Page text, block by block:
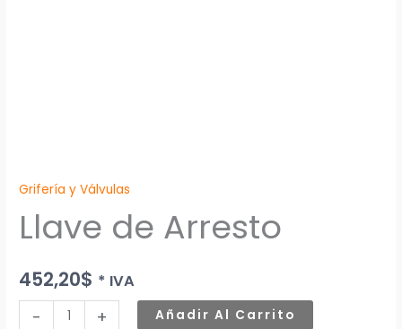
Grifería y Válvulas
Llave de Arresto
452,20$ * IVA
- + Añadir Al Carrito